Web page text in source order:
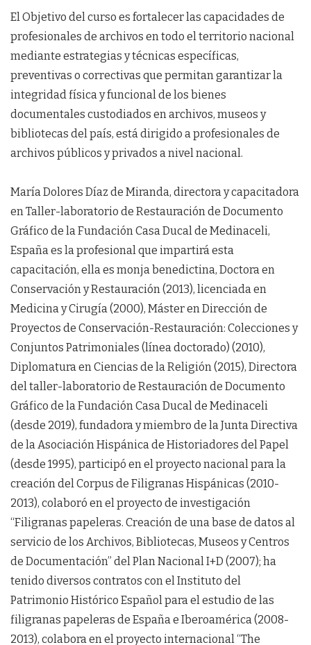
El Objetivo del curso es fortalecer las capacidades de
profesionales de archivos en todo el territorio nacional
mediante estrategias y técnicas específicas,
preventivas o correctivas que permitan garantizar la
integridad física y funcional de los bienes
documentales custodiados en archivos, museos y
bibliotecas del país, está dirigido a profesionales de
archivos públicos y privados a nivel nacional.
María Dolores Díaz de Miranda, directora y capacitadora
en Taller-laboratorio de Restauración de Documento
Gráfico de la Fundación Casa Ducal de Medinaceli,
España es la profesional que impartirá esta
capacitación, ella es monja benedictina, Doctora en
Conservación y Restauración (2013), licenciada en
Medicina y Cirugía (2000), Máster en Dirección de
Proyectos de Conservación-Restauración: Colecciones y
Conjuntos Patrimoniales (línea doctorado) (2010),
Diplomatura en Ciencias de la Religión (2015), Directora
del taller-laboratorio de Restauración de Documento
Gráfico de la Fundación Casa Ducal de Medinaceli
(desde 2019), fundadora y miembro de la Junta Directiva
de la Asociación Hispánica de Historiadores del Papel
(desde 1995), participó en el proyecto nacional para la
creación del Corpus de Filigranas Hispánicas (2010-
2013), colaboró en el proyecto de investigación
“Filigranas papeleras. Creación de una base de datos al
servicio de los Archivos, Bibliotecas, Museos y Centros
de Documentación” del Plan Nacional I+D (2007); ha
tenido diversos contratos con el Instituto del
Patrimonio Histórico Español para el estudio de las
filigranas papeleras de España e Iberoamérica (2008-
2013), colabora en el proyecto internacional “The